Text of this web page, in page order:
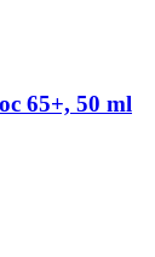
65+, 50 ml